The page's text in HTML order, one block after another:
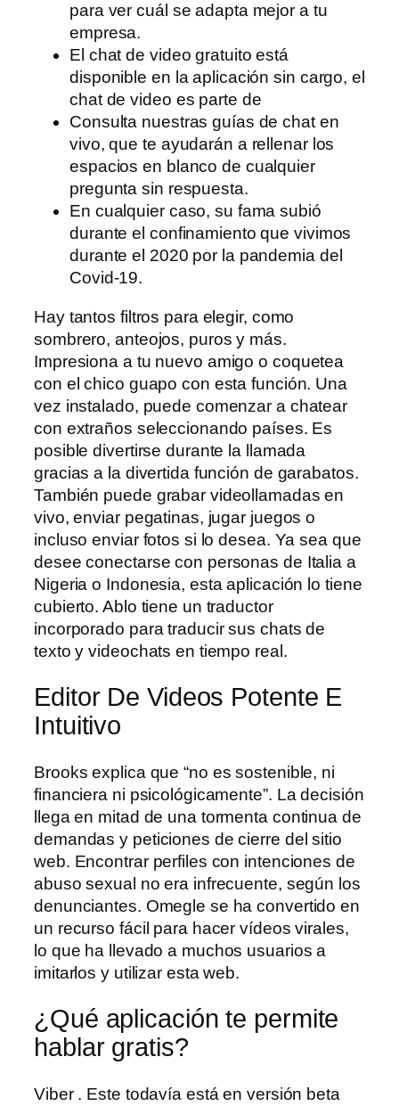
para ver cuál se adapta mejor a tu
empresa.
El chat de video gratuito está
disponible en la aplicación sin cargo, el
chat de video es parte de
Consulta nuestras guías de chat en
vivo, que te ayudarán a rellenar los
espacios en blanco de cualquier
pregunta sin respuesta.
En cualquier caso, su fama subió
durante el confinamiento que vivimos
durante el 2020 por la pandemia del
Covid-19.
Hay tantos filtros para elegir, como
sombrero, anteojos, puros y más.
Impresiona a tu nuevo amigo o coquetea
con el chico guapo con esta función. Una
vez instalado, puede comenzar a chatear
con extraños seleccionando países. Es
posible divertirse durante la llamada
gracias a la divertida función de garabatos.
También puede grabar videollamadas en
vivo, enviar pegatinas, jugar juegos o
incluso enviar fotos si lo desea. Ya sea que
desee conectarse con personas de Italia a
Nigeria o Indonesia, esta aplicación lo tiene
cubierto. Ablo tiene un traductor
incorporado para traducir sus chats de
texto y videochats en tiempo real.
Editor De Videos Potente E
Intuitivo
Brooks explica que “no es sostenible, ni
financiera ni psicológicamente”. La decisión
llega en mitad de una tormenta continua de
demandas y peticiones de cierre del sitio
web. Encontrar perfiles con intenciones de
abuso sexual no era infrecuente, según los
denunciantes. Omegle se ha convertido en
un recurso fácil para hacer vídeos virales,
lo que ha llevado a muchos usuarios a
imitarlos y utilizar esta web.
¿Qué aplicación te permite
hablar gratis?
Viber . Este todavía está en versión beta